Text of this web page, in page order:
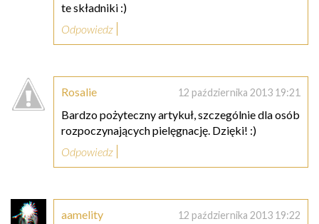
te składniki :)
Odpowiedz
Rosalie 12 października 2013 19:21
Bardzo pożyteczny artykuł, szczególnie dla osób
rozpoczynających pielęgnację. Dzięki! :)
Odpowiedz
aamelity 12 października 2013 19:22